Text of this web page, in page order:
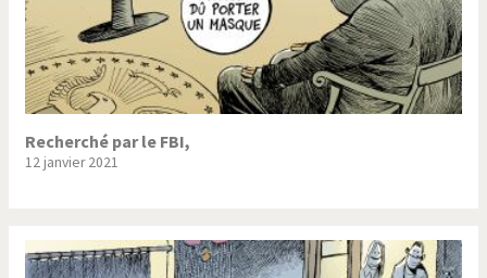
Recherché par le FBI,
12 janvier 2021